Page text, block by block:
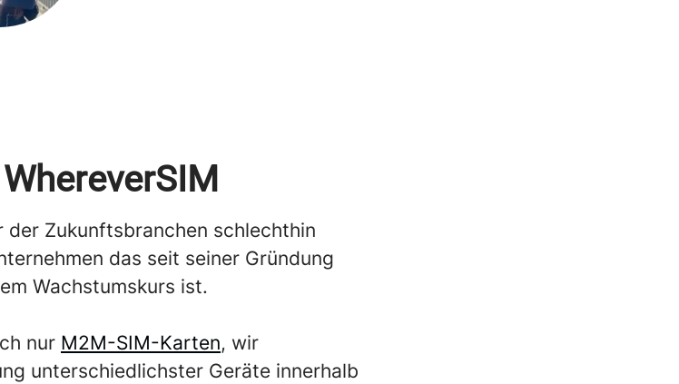
der Zukunftsbranchen schlechthin
das seit seiner Gründung
Wachstumskurs ist.
nur M2M-SIM-Karten, wir
unterschiedlichster Geräte innerhalb